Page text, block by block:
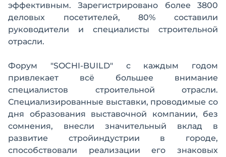
эффективным. Зарегистрировано более 3800
деловых посетителей, 80% составили
руководители и специалисты строительной
отрасли.
Форум "SOCHI-BUILD" с каждым годом
привлекает всё большее внимание
специалистов строительной отрасли.
Специализированные выставки, проводимые со
дня образования выставочной компании, без
сомнения, внесли значительный вклад в
развитие стройиндустрии в городе,
способствовали реализации его знаковых